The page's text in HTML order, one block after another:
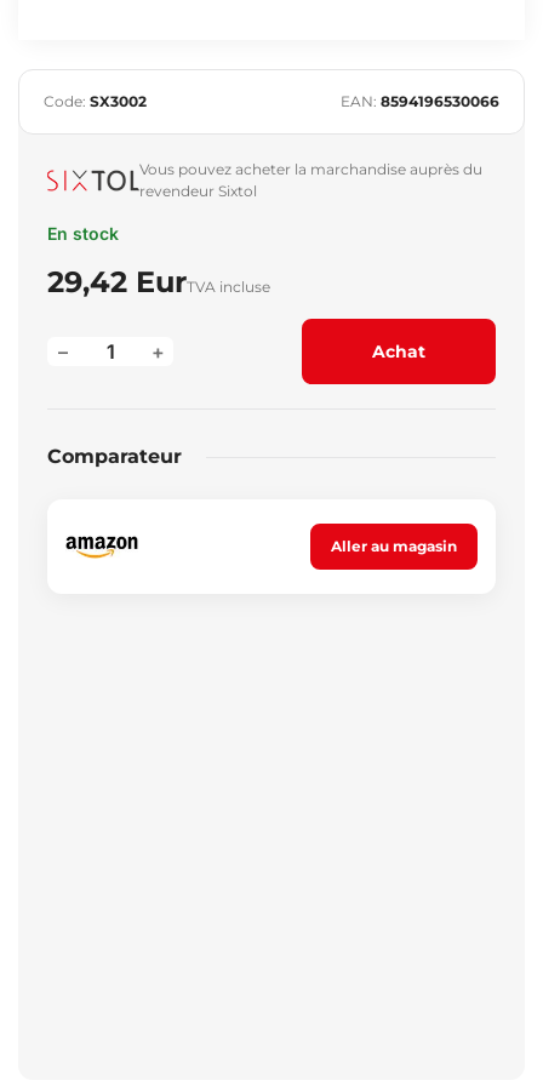
Code: SX3002 EAN: 8594196530066
Vous pouvez acheter la marchandise auprès du
revendeur Sixtol
En stock
29,42 EurTVA incluse
+
– Achat
Comparateur
Aller au magasin